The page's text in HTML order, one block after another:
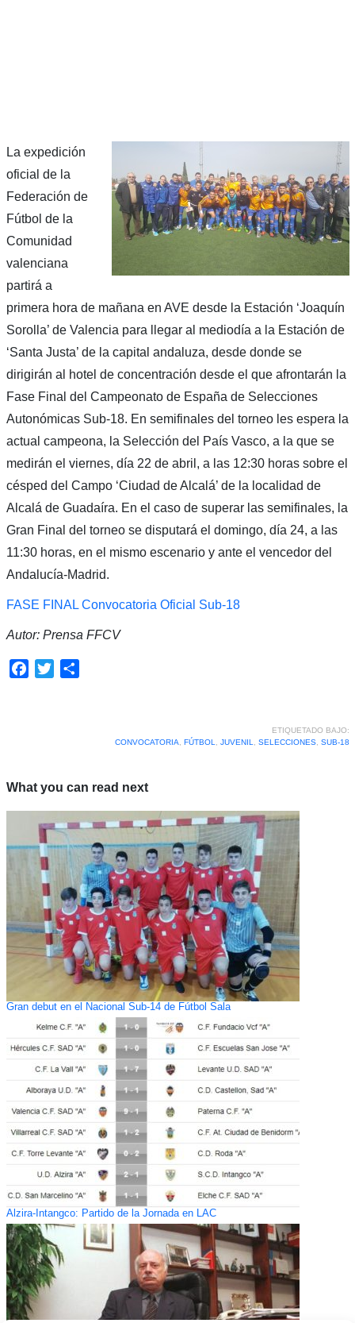
La expedición
oficial de la
Federación de
Fútbol de la
Comunidad
valenciana
partirá a
primera hora de mañana en AVE desde la Estación ‘Joaquín
Sorolla’ de Valencia para llegar al mediodía a la Estación de
‘Santa Justa’ de la capital andaluza, desde donde se
dirigirán al hotel de concentración desde el que afrontarán la
Fase Final del Campeonato de España de Selecciones
Autonómicas Sub-18. En semifinales del torneo les espera la
actual campeona, la Selección del País Vasco, a la que se
medirán el viernes, día 22 de abril, a las 12:30 horas sobre el
césped del Campo ‘Ciudad de Alcalá’ de la localidad de
Alcalá de Guadaíra. En el caso de superar las semifinales, la
Gran Final del torneo se disputará el domingo, día 24, a las
11:30 horas, en el mismo escenario y ante el vencedor del
Andalucía-Madrid.
FASE FINAL Convocatoria Oficial Sub-18
Autor: Prensa FFCV
Facebook
Twitter
ETIQUETADO BAJO:
CONVOCATORIA
FÚTBOL JUVENIL SELECCIONES, SUB-18
What you can read next
Gran debut en el Nacional Sub-14 de Fútbol Sala
Alzira-Intangco: Partido de la Jornada en LAC